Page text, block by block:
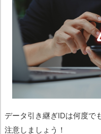
データ引き継ぎIDは何度で
注意しましょう！